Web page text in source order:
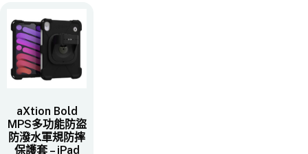
aXtion Bold
MPS多功能防盜
防潑水軍規防摔
保護套 – iPad